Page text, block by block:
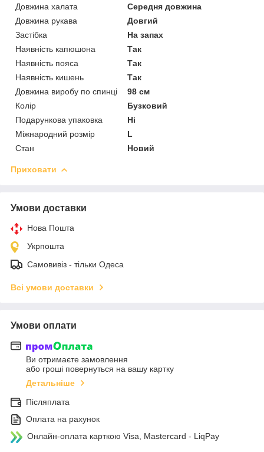
Довжина халата
Середня довжина
Довжина рукава
Довгий
Застібка
На запах
Наявність капюшона
Так
Наявність пояса
Так
Наявність кишень
Так
Довжина виробу по спинці
98 см
Колір
Бузковий
Подарункова упаковка
Ні
Міжнародний розмір
L
Стан
Новий
Приховати
Умови доставки
Нова Пошта
Укрпошта
Самовивіз - тільки Одеса
Всі умови доставки
Умови оплати
Ви отримаєте замовлення
або гроші повернуться на вашу картку
Детальніше
Післяплата
Оплата на рахунок
Онлайн-оплата карткою Visa, Mastercard - LiqPay